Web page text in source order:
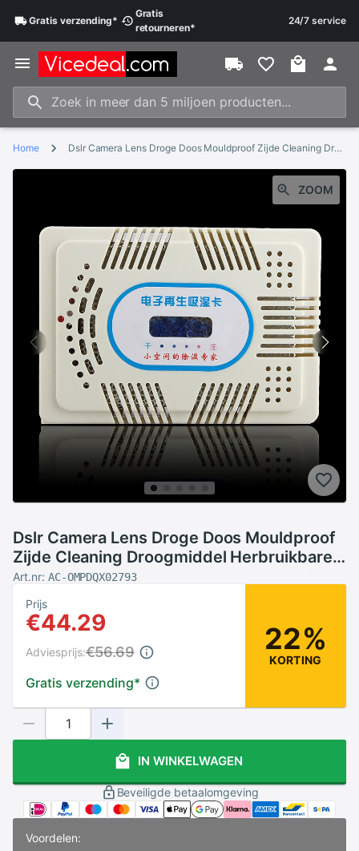
Gratisverzending*
Gratis
retourneren*
24/7 service
Home Dslr Camera Lens Droge Doos Mouldproof Zijde Cleaning Droogmiddel Herbruikbare Elektronische Ontvochtiger Vochtigheid Vocht Absorberen Box
ZOOM
Dslr Camera Lens Droge Doos Mouldproof
Zijde Cleaning Droogmiddel Herbruikbare
Elektronische Ontvochtiger Vochtigheid
Vocht Absorberen Box
Art.nr: AC-OMPDQX02793
Prijs
€44.29
Gratis verzending*
Adviesprijs:€56.69 22%
KORTING
IN WINKELWAGEN
Beveiligde betaalomgeving
Voordelen: